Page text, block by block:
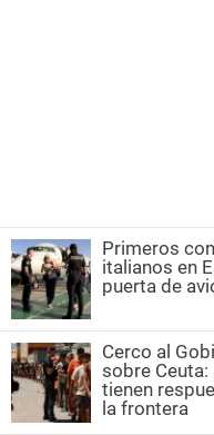
Primeros
italianos en
puerta de
Cerco al
sobre
tienen
la frontera